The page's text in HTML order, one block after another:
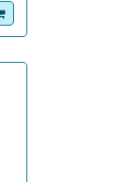
do koszyka